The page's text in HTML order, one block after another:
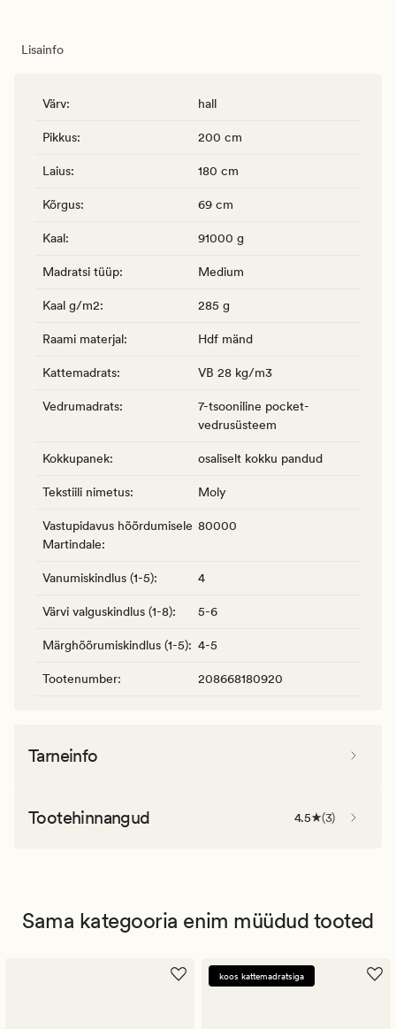
Lisainfo
Värv: hall
Pikkus: 200 cm
Laius: 180 cm
Kõrgus: 69 cm
Kaal: 91000 g
Madratsi tüüp: Medium
Kaal g/m2: 285 g
Raami materjal: Hdf mänd
Kattemadrats: VB 28 kg/m3
Vedrumadrats:
7-tsooniline pocket-
vedrusüsteem
Kokkupanek: osaliselt kokku pandud
Tekstiili nimetus: Moly
Vastupidavus hõõrdumisele
Martindale:
80000
Vanumiskindlus (1-5): 4
Värvi valguskindlus (1-8): 5-6
Märghõõrumiskindlus (1-5): 4-5
Tootenumber: 208668180920
Tarneinfo
Tootehinnangud 4.5 (3)
Sama kategooria enim müüdud tooted
koos kattemadratsiga